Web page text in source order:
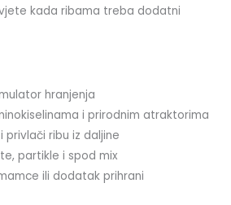
kada ribama treba dodatni
hranjenja
i prirodnim atraktorima
privlači ribu iz daljine
partikle i spod mix
ili dodatak prihrani